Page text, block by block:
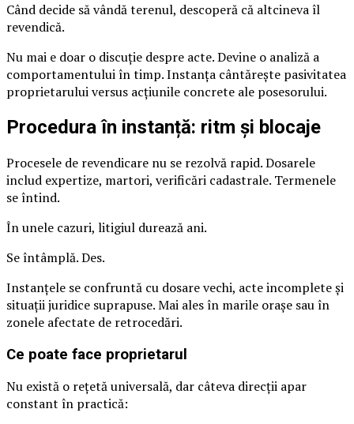
Când decide să vândă terenul, descoperă că altcineva îl
revendică.
Nu mai e doar o discuție despre acte. Devine o analiză a
comportamentului în timp. Instanța cântărește pasivitatea
proprietarului versus acțiunile concrete ale posesorului.
Procedura în instanță: ritm și blocaje
Procesele de revendicare nu se rezolvă rapid. Dosarele
includ expertize, martori, verificări cadastrale. Termenele
se întind.
În unele cazuri, litigiul durează ani.
Se întâmplă. Des.
Instanțele se confruntă cu dosare vechi, acte incomplete și
situații juridice suprapuse. Mai ales în marile orașe sau în
zonele afectate de retrocedări.
Ce poate face proprietarul
Nu există o rețetă universală, dar câteva direcții apar
constant în practică: